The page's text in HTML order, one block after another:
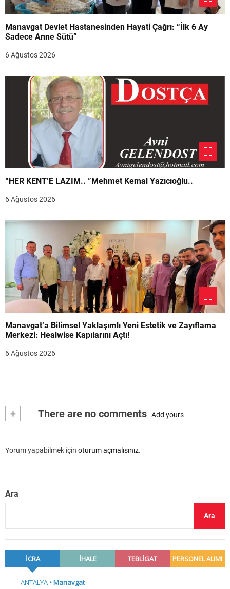
Manavgat Devlet Hastanesinden Hayati Çağrı: “İlk 6 Ay
Sadece Anne Sütü”
6 Ağustos 2026
“HER KENT’E LAZIM.. ”Mehmet Kemal Yazıcıoğlu..
6 Ağustos 2026
Manavgat’a Bilimsel Yaklaşımlı Yeni Estetik ve Zayıflama
Merkezi: Healwise Kapılarını Açtı!
6 Ağustos 2026
+ There are no comments Add yours
Yorum yapabilmek için oturum açmalısınız.
Ara
Ara